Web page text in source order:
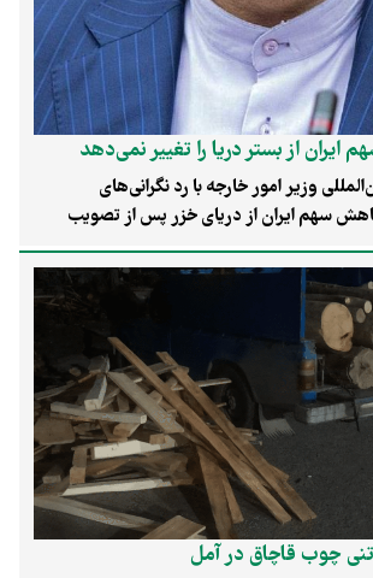
ایران از بستر دریا را تغییر نمی‌دهد
وزیر امور خارجه با رد نگرانی‌های
سهم ایران از دریای خزر پس از تصویب
تأکید کرد که این سند هیچ تغییری در حقوق
نمی‌کند و تعیین حدود بستر و زیربستر این دریا،
باید در توافق‌های دوجانبه آینده نهایی شود.